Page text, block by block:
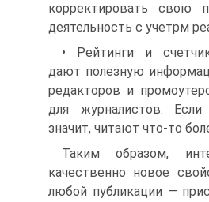
корректировать свою
деятельность с учетрм
• Рейтинги и
дают полезную
редакторов и
для журналистов.
значит, читают что-то
Таким образом,
качественно новое
любой публикации —